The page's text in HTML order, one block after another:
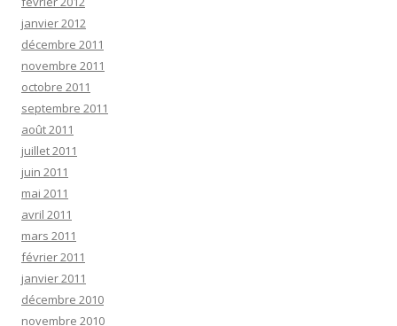
janvier 2012
décembre 2011
novembre 2011
octobre 2011
septembre 2011
août 2011
juillet 2011
juin 2011
mai 2011
avril 2011
mars 2011
février 2011
janvier 2011
décembre 2010
novembre 2010